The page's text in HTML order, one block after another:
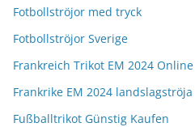
Fotbollströjor med tryck
Fotbollströjor Sverige
Frankreich Trikot EM 2024 Online
Frankrike EM 2024 landslagströja
Fußballtrikot Günstig Kaufen